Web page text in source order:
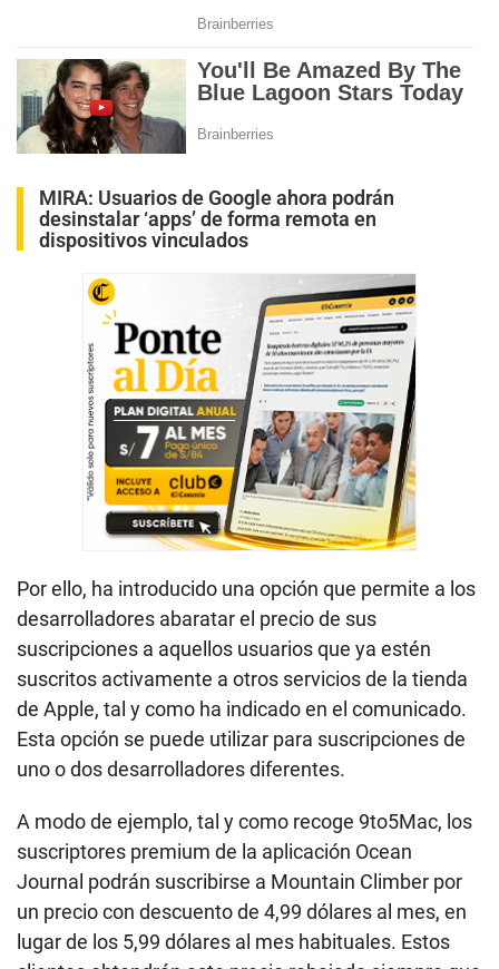
MIRA: Usuarios de Google ahora podrán
desinstalar ‘apps’ de forma remota en
dispositivos vinculados
Por ello, ha introducido una opción que permite a los
desarrolladores abaratar el precio de sus
suscripciones a aquellos usuarios que ya estén
suscritos activamente a otros servicios de la tienda
de Apple, tal y como ha indicado en el comunicado.
Esta opción se puede utilizar para suscripciones de
uno o dos desarrolladores diferentes.
A modo de ejemplo, tal y como recoge 9to5Mac, los
suscriptores premium de la aplicación Ocean
Journal podrán suscribirse a Mountain Climber por
un precio con descuento de 4,99 dólares al mes, en
lugar de los 5,99 dólares al mes habituales. Estos